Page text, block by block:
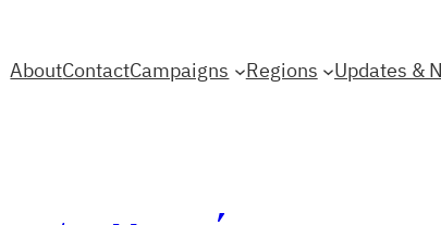
AboutContactCampaigns Regions Updates &